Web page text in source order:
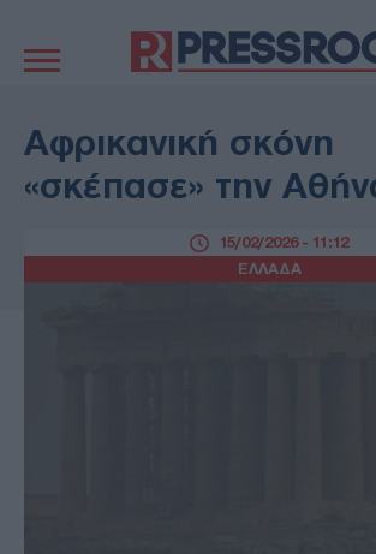
πλοήγηση
ΠΟΛΙΤΙΚΗ
ΤΟΥΡΚΙΑ
ΟΙΚΟΝΟΜΙΑ
ΕΚΚΛΗΣΙΑ
ΑΜΥΝΑ
ΚΥΠΡΟΣ
LIFESTYLE
Αφρικανική σκόνη
«σκέπασε» την
ΕΛΛΑΔΑ
15/02/2026 - 11:12